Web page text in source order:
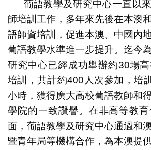
葡語教學及研究中心一直以
師培訓工作，多年來先後在本澳
語師資培訓，促進本澳、中國內
葡語教學水準進一步提升。迄今
研究中心已經成功舉辦約30場
培訓，共計約400人次參加，培
小時，獲得廣大高校葡語教師和
學院的一致讚譽。在非高等教
面，葡語教學及研究中心通過和
暨青年局等機構合作，為本澳提